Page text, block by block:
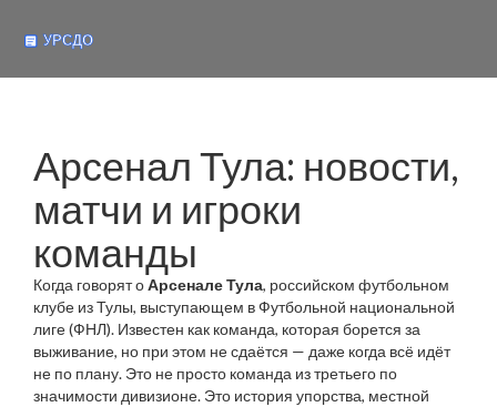
Арсенал Тула: новости,
матчи и игроки
команды
Когда говорят оАрсенале Тула, российском футбольном
клубе из Тулы, выступающем в Футбольной национальной
лиге (ФНЛ). Известен как команда, которая борется за
выживание, но при этом не сдаётся — даже когда всё идёт
не по плану. Это не просто команда из третьего по
значимости дивизионе. Это история упорства, местной